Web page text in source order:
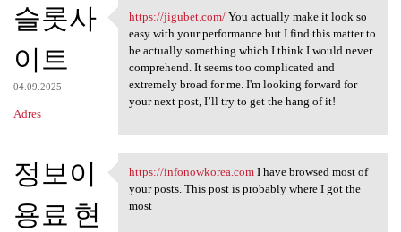
슬롯사
이트
04.09.2025
Adres
https://jigubet.com/ You
https://jigubet.com/You actually make it look so
easy with your performance but I find this matter to
be actually something which I think I would never
comprehend. It seems too complicated and
extremely broad for me. I'm looking forward for
your next post, I’ll try to get the hang of it!
정보이
용료 현
https://infonowkorea.com I
https://infonowkorea.comI have browsed most of
your posts. This post is probably where I got the
most